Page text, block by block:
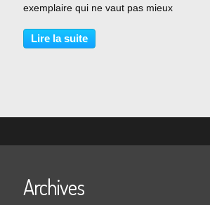
exemplaire qui ne vaut pas mieux
savent pas". Version sauvage de la
connaissance, le savoir est un savon
Lire la suite
Archives